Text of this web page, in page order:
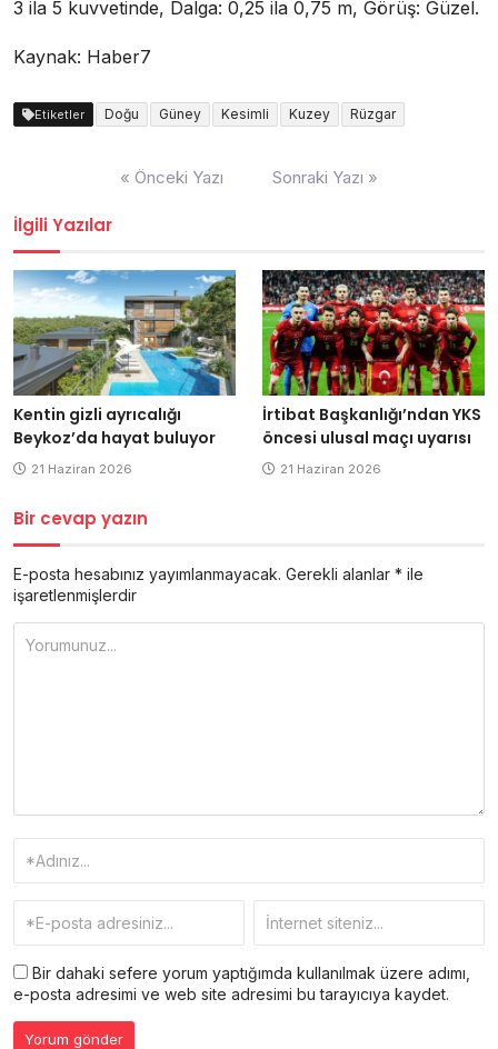
3 ila 5 kuvvetinde, Dalga: 0,25 ila 0,75 m, Görüş: Güzel.
Kaynak: Haber7
Etiketler Doğu Güney Kesimli Kuzey Rüzgar
« Önceki Yazı Sonraki Yazı »
İlgili Yazılar
Kentin gizli ayrıcalığı
Beykoz’da hayat buluyor
21 Haziran 2026
İrtibat Başkanlığı’ndan YKS
öncesi ulusal maçı uyarısı
21 Haziran 2026
Bir cevap yazın
E-posta hesabınız yayımlanmayacak. Gerekli alanlar * ile
işaretlenmişlerdir
Bir dahaki sefere yorum yaptığımda kullanılmak üzere adımı,
e-posta adresimi ve web site adresimi bu tarayıcıya kaydet.